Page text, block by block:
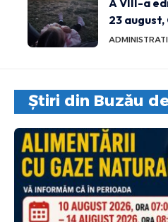
A VIII-a
23 august,
Știri din Buzău